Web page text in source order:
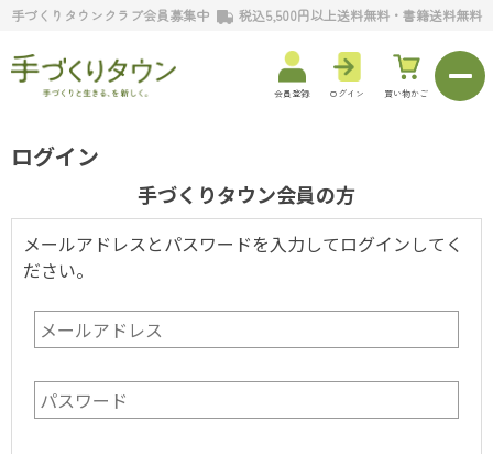
手づくりタウンクラブ会員募集中 税込5,500円以上送料無料・書籍送料無料
会員登録 ログイン 買い物かご
ログイン
手づくりタウン会員の方
メールアドレスとパスワードを入力してログインしてく
ださい。